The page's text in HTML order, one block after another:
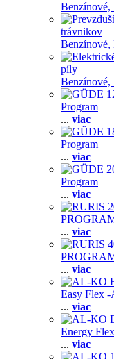
Benzínové,
trávnikov
Benzínové,
píly
Benzínové,
Program
... viac
Program
... viac
Program
... viac
... viac
... viac
Easy Flex -
... viac
Energy
... viac